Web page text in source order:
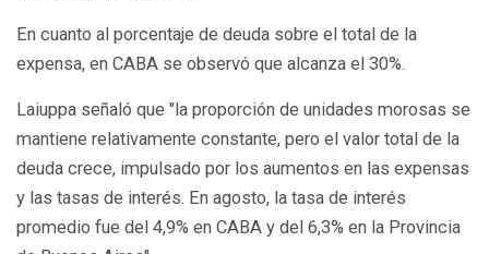
En cuanto al porcentaje de deuda sobre el total de la
expensa, en CABA se observó que alcanza el 30%.
Laiuppa señaló que "la proporción de unidades morosas se
mantiene relativamente constante, pero el valor total de la
deuda crece, impulsado por los aumentos en las expensas
y las tasas de interés. En agosto, la tasa de interés
promedio fue del 4,9% en CABA y del 6,3% en la Provincia